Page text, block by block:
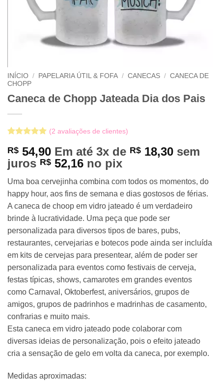
INÍCIO / PAPELARIA ÚTIL & FOFA / CANECAS / CANECA DE
CHOPP
Caneca de Chopp Jateada Dia dos Pais
como5 de
5, com
baseado em
de clientes
(2 avaliações de clientes)
R$ 54,90 Em até 3x de R$ 18,30 sem
juros R$ 52,16 no pix
Uma boa cervejinha combina com todos os momentos, do
happy hour, aos fins de semana e dias gostosos de férias.
A caneca de choop em vidro jateado é um verdadeiro
brinde à lucratividade. Uma peça que pode ser
personalizada para diversos tipos de bares, pubs,
restaurantes, cervejarias e botecos pode ainda ser incluída
em kits de cervejas para presentear, além de poder ser
personalizada para eventos como festivais de cerveja,
festas típicas, shows, camarotes em grandes eventos
como Carnaval, Oktoberfest, aniversários, grupos de
amigos, grupos de padrinhos e madrinhas de casamento,
confrarias e muito mais.
Esta caneca em vidro jateado pode colaborar com
diversas ideias de personalização, pois o efeito jateado
cria a sensação de gelo em volta da caneca, por exemplo.
Medidas aproximadas: